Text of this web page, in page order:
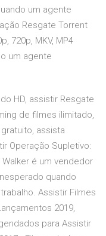
um agente
Resgate Torrent
720p, MKV, MP4
um agente
HD, assistir Resgate
de filmes ilimitado,
assista
Operação Supletivo:
Walker é um vendedor
quando
Assistir Filmes
2019,
para Assistir